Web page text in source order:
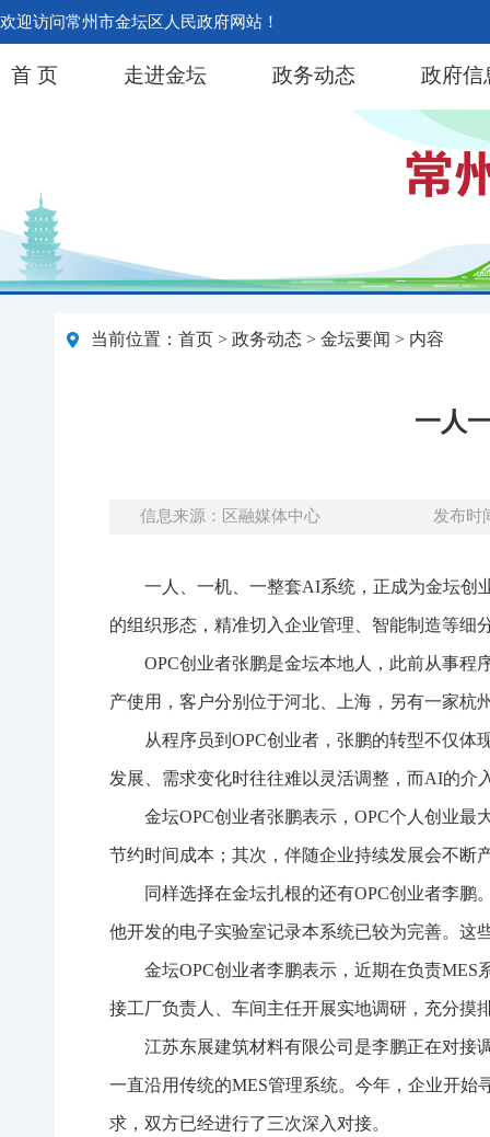
欢迎访问常州市金坛区人民政府网站！
首 页 走进金坛 政务动态 政府信
当前位置： 首页 > 政务动态 > 金坛要闻 > 内容
一人
信息来源：区融媒体中心 发布时
一人、一机、一整套AI系统，正成为金坛创
的组织形态，精准切入企业管理、智能制造等
OPC创业者张鹏是金坛本地人，此前从事
产使用，客户分别位于河北、上海，另有一家杭
从程序员到OPC创业者，张鹏的转型不仅
发展、需求变化时往往难以灵活调整，而AI的介
金坛OPC创业者张鹏表示， OPC个人创业最
节约时间成本；其次，伴随企业持续发展会不断
同样选择在金坛扎根的还有OPC创业者李
他开发的电子实验室记录本系统已较为完善。这
金坛OPC创业者李鹏表示， 近期在负责MES
接工厂负责人、车间主任开展实地调研，充分摸
江苏东展建筑材料有限公司是李鹏正在对接
一直沿用传统的MES管理系统。今年，企业开
求，双方已经进行了三次深入对接。